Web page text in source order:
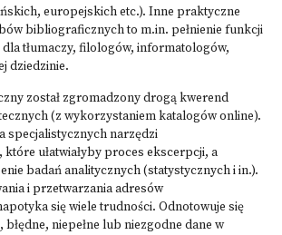
europejskich etc.). Inne praktyczne
bibliograficznych to m.in. pełnienie funkcji
tłumaczy, filologów, informatologów,
dziedzinie.
został zgromadzony drogą kwerend
(z wykorzystaniem katalogów online).
specjalistycznych narzędzi
ułatwiałyby proces ekscerpcji, a
badań analitycznych (statystycznych i in.).
i przetwarzania adresów
się wiele trudności. Odnotowuje się
niepełne lub niezgodne dane w